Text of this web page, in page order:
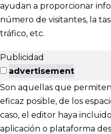
ayudan a proporcionar
número de visitantes, la
tráfico, etc.
Publicidad
advertisement
Son aquellas que
eficaz posible, de los
caso, el editor haya
aplicación o plataforma